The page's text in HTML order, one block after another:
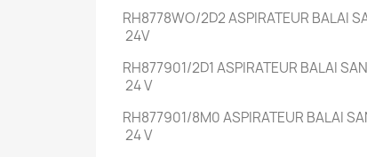
RH8778WO/2D2ASPIRATEUR BALAI
24V
RH877901/2D1ASPIRATEUR BALAI
24 V
RH877901/8M0ASPIRATEUR BALAI
24 V